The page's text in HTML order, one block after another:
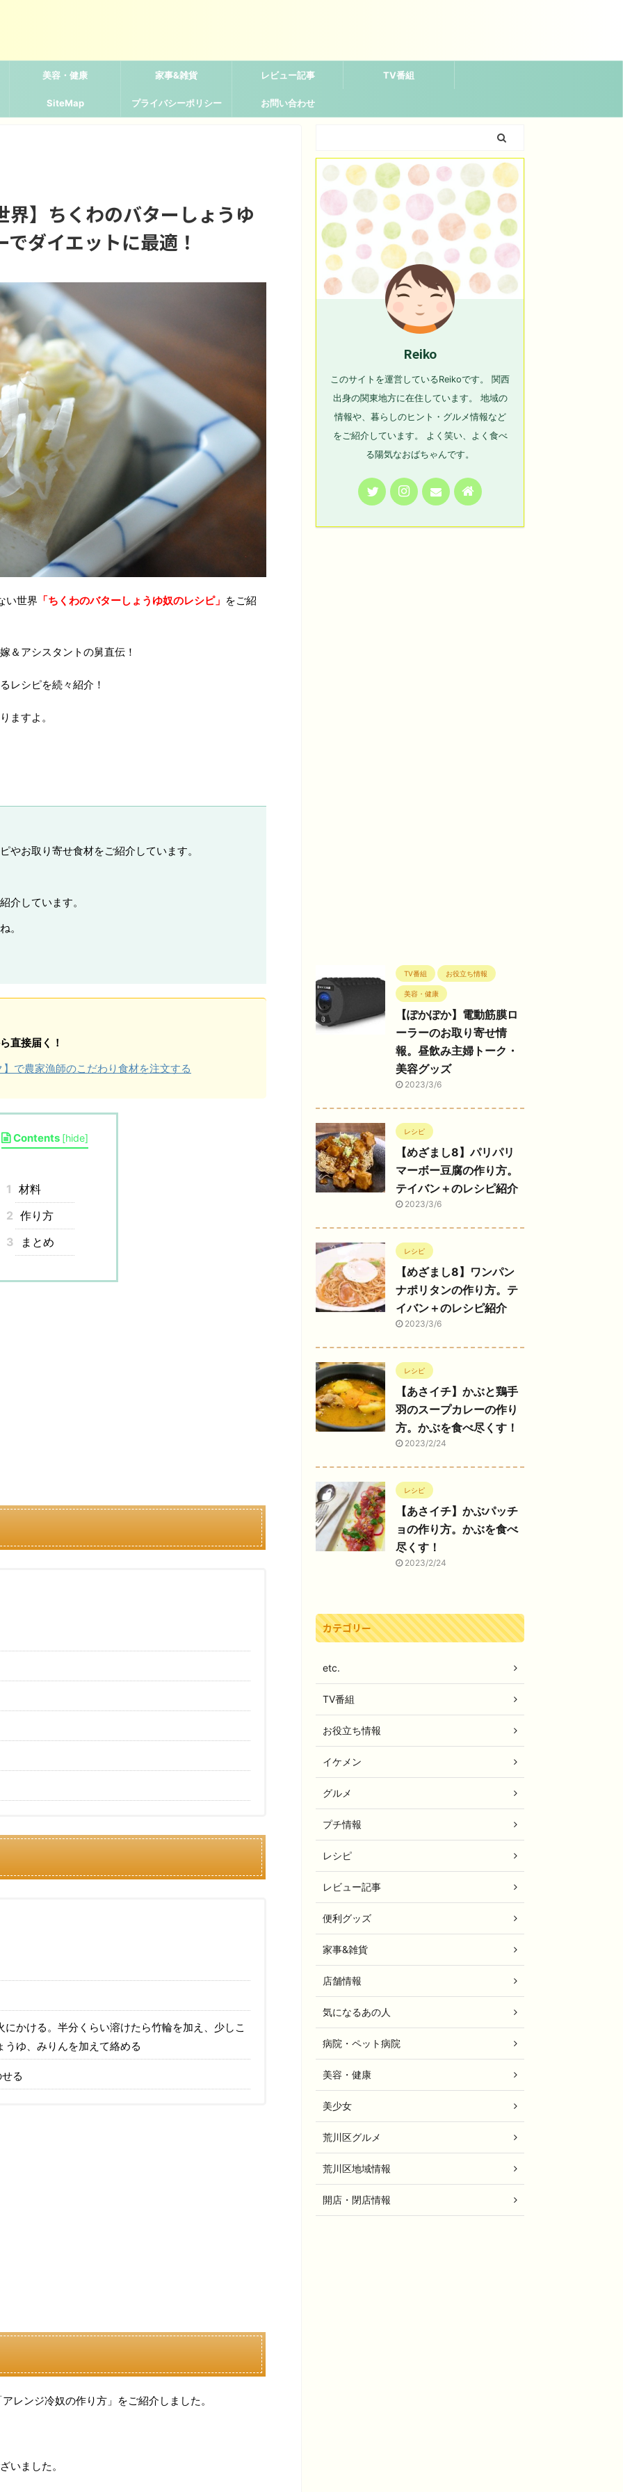
美容・健康 家事&雑貨 レビュー記事 TV番組
SiteMap プライバシーポリシー お問い合わせ
界】ちくわのバターしょうゆ
ダイエットに最適！
い世界 「ちくわのバターしょうゆ奴のレシピ」 をご紹
＆アシスタントの舅直伝！
レシピを続々紹介！
ますよ。
やお取り寄せ食材をご紹介しています。
介しています。
。
直接届く！
で農家漁師のこだわり食材を注文する
Contents [hide]
1 材料
2 作り方
3
まとめ
かける。半分くらい溶けたら竹輪を加え、少しこ
ゆ、みりんを加えて絡める
る
レンジ冷奴の作り方」をご紹介しました。
いました。
Reiko
このサイトを運営しているReikoです。 関西
出身の関東地方に在住しています。 地域の
情報や、暮らしのヒント・グルメ情報など
をご紹介しています。 よく笑い、よく食べ
る陽気なおばちゃんです。
TV番組 お役立ち情報
美容・健康
【ぽかぽか】電動筋膜ロ
ーラーのお取り寄せ情
報。昼飲み主婦トーク・
美容グッズ
2023/3/6
レシピ
【めざまし8】パリパリ
マーボー豆腐の作り方。
テイバン＋のレシピ紹介
2023/3/6
レシピ
【めざまし8】ワンパン
ナポリタンの作り方。テ
イバン＋のレシピ紹介
2023/3/6
レシピ
【あさイチ】かぶと鶏手
羽のスープカレーの作り
方。かぶを食べ尽くす！
2023/2/24
レシピ
【あさイチ】かぶパッチ
ョの作り方。かぶを食べ
尽くす！
2023/2/24
カテゴリー
etc.
TV番組
お役立ち情報
イケメン
グルメ
プチ情報
レシピ
レビュー記事
便利グッズ
家事&雑貨
店舗情報
気になるあの人
病院・ペット病院
美容・健康
美少女
荒川区グルメ
荒川区地域情報
開店・閉店情報